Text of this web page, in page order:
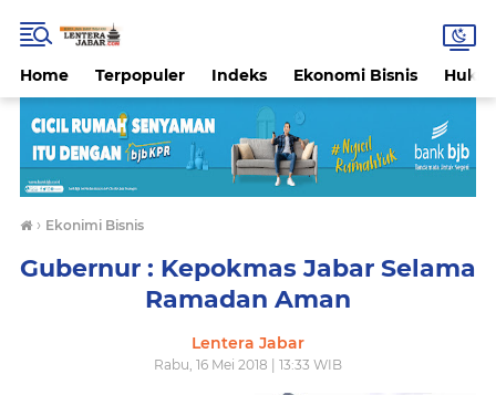
Home Terpopuler Indeks Ekonomi Bisnis
› Ekonimi Bisnis
Gubernur : Kepokmas Jabar Selama
Ramadan Aman
Lentera Jabar
Rabu, 16 Mei 2018 | 13:33 WIB